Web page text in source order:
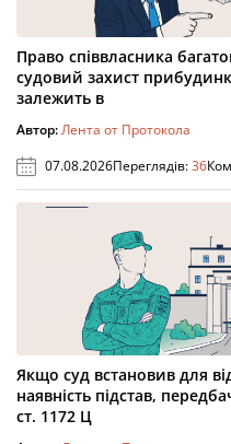
Право співвласника
судовий захист
залежить в
Автор:Лента от Протокола
07.08.2026Переглядів:36
Якщо суд встановив для
наявність підстав,
ст. 1172 Ц